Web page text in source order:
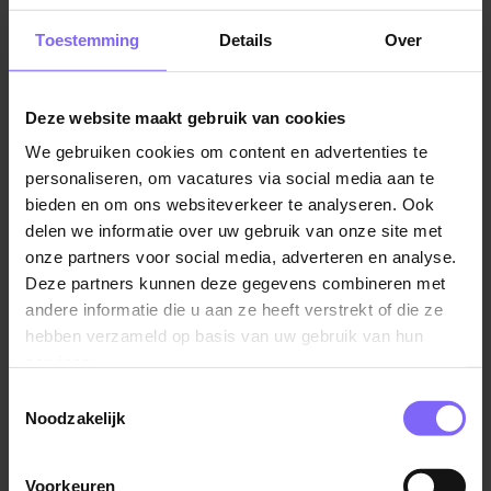
Toestemming Details Over
Deze website maakt gebruik van cookies
We gebruiken cookies om content en advertenties te
personaliseren, om vacatures via social media aan te
bieden en om ons websiteverkeer te analyseren. Ook
delen we informatie over uw gebruik van onze site met
onze partners voor social media, adverteren en analyse.
Deze partners kunnen deze gegevens combineren met
andere informatie die u aan ze heeft verstrekt of die ze
hebben verzameld op basis van uw gebruik van hun
Noodzakelijk
Voorkeuren
Een salaris tussen € 5958,- en € 7837,- bruto per
maand (salaris per 1 juli 2026) in functieschaal 13,
gebaseerd op een volledige werkweek van 36 uur.
overeengekomen, aanloopschaal 12 (€ 5369,- tot
€ 7253). Je wordt ingeschaald o.b.v. relevante
werkervaring en opleiding.
Het is mogelijk dat er een aanloopschaal wordt
overeengekomen, aanloopschaal 11 (€ 4520,- tot
€ 6422,-) Je wordt ingeschaald o.b.v. relevante
werkervaring en opleiding.
Een arbeidsvoorwaardenpakket conform CAO
eindejaarsuitkering.
ABP pensioenpremie.
Vergelijkbare vacatures
ANIOS Forensische Geneeskunde
GGD Zuid Limburg
Heerlen
Anesthesioloog